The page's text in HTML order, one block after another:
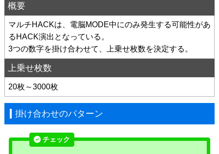
概要
マルチHACKは、電脳MODE中にのみ発生する可能性があ
るHACK演出となっている。
3つの数字を掛け合わせて、上乗せ枚数を決定する。
上乗せ枚数
20枚～3000枚
掛け合わせのパターン